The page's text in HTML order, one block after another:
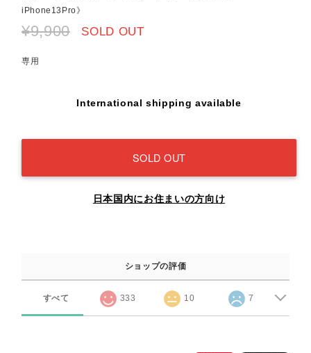
iPhone13Pro》
¥9,900 SOLD OUT
専用
International shipping available
SOLD OUT
日本国内にお住まいの方向け
ショップの評価
すべて 333 10 7